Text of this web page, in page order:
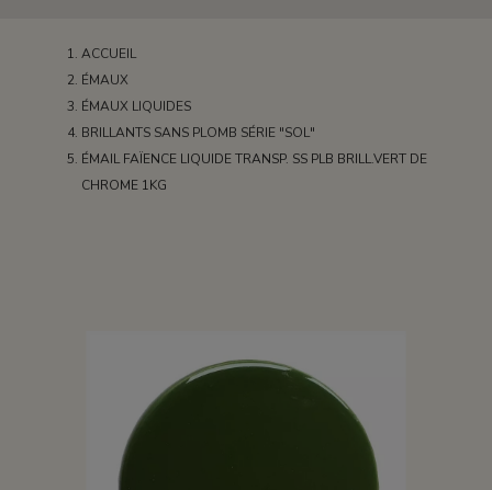
ACCUEIL
ÉMAUX
ÉMAUX LIQUIDES
BRILLANTS SANS PLOMB SÉRIE "SOL"
ÉMAIL FAÏENCE LIQUIDE TRANSP. SS PLB BRILL.VERT DE
CHROME 1KG